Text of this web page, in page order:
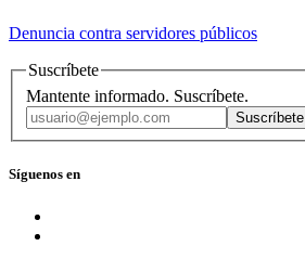
Denuncia contra servidores públicos
Suscríbete
Mantente informado. Suscríbete.
Suscríbete
Síguenos en